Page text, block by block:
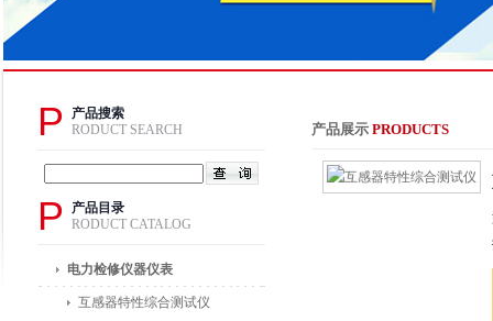
P
产品搜索
RODUCT SEARCH
P
产品目录
RODUCT CATALOG
电力检修仪器仪表
互感器特性综合测试仪
产品展示 PRODUCTS